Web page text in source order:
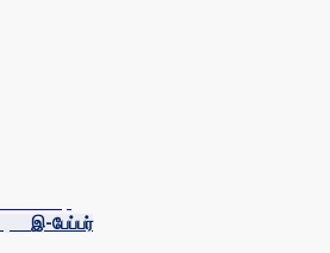
இ-பேப்பர்